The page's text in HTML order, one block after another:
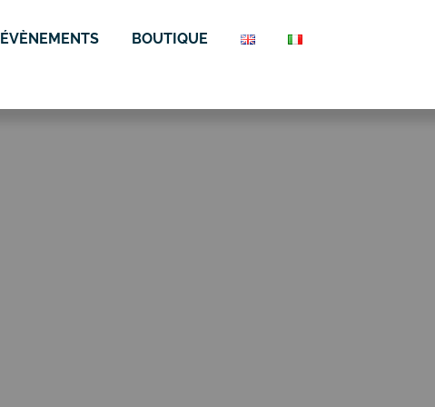
ÉVÈNEMENTS BOUTIQUE